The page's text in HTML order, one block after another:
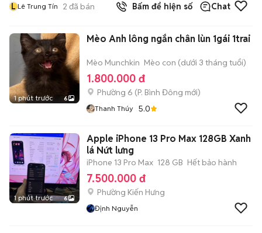
L Lê Trung Tín 2 đã bán Bấm để hiện số Chat
1 phút trước 6
Mèo Anh lông ngắn chân lùn 1gái 1trai
Mèo Munchkin Mèo con (dưới 3 tháng tuổi)
1.800.000 đ
Phường 6 (P. Bình Đông mới)
Thanh Thúy 5.0
1 phút trước 6
Apple iPhone 13 Pro Max 128GB Xanh
lá Nứt lưng
iPhone 13 Pro Max 128 GB Hết bảo hành
7.500.000 đ
Phường Kiến Hưng
Định Nguyễn